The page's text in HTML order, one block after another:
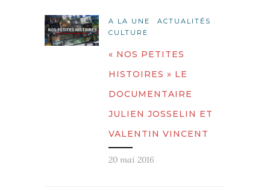
A LA UNE
ACTUALITÉS
CULTURE
« NOS PETITES
HISTOIRES » LE
DOCUMENTAIRE
JULIEN JOSSELIN ET
VALENTIN VINCENT
20 mai 2016